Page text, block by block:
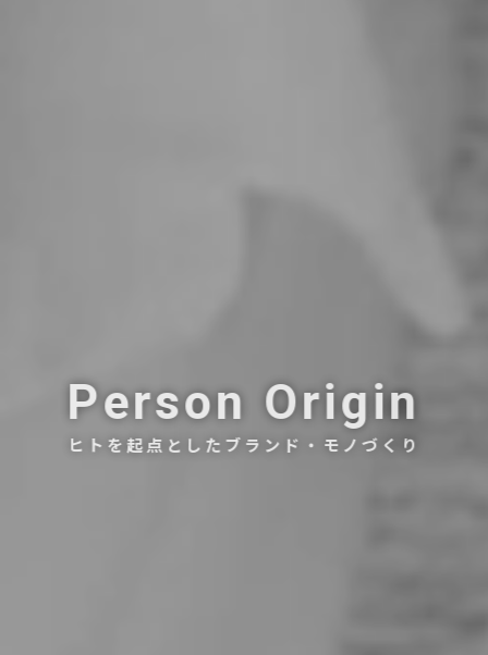
Person Origin
ヒトを起点としたブランド・モノづくり